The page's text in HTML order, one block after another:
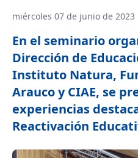
miércoles 07 de junio de 2023
En el seminario
Dirección de
Instituto Natura,
Arauco y CIAE, se
experiencias
Reactivación